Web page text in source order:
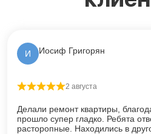
И Иосиф Григорян
Оценка5из 5
2 августа
Делали ремонт квартиры,
прошло супер гладко. Ребята
расторопные. Находились в